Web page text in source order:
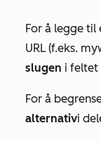
For å legge til
URL (f.eks.
slugen i feltet
For å
alternativi